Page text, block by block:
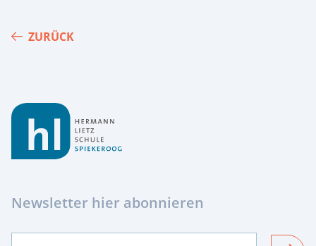
ZURÜCK
Newsletter hier abonnieren